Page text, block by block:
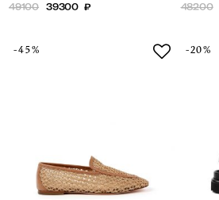
49100 39300 ₽ 48200
-45% -20%